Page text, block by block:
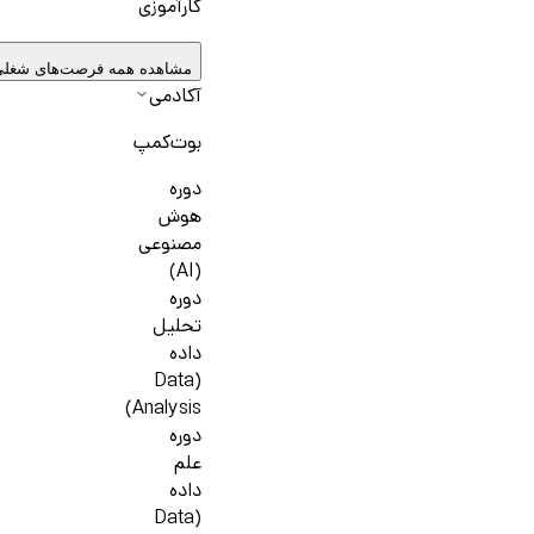
کارآموزی
مشاهده همه فرصت‌های
آکادمی
بوت‌کمپ
دوره
هوش
مصنوعی
(AI)
دوره
تحلیل
داده
(Data
Analysis)
دوره
علم
داده
(Data